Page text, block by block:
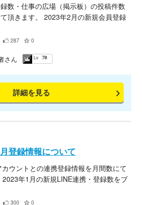
数・仕事の広場（掲示板）の投稿件数
頂きます。 2023年2月の新規会員登録
したので、下記URLよりご確認くださ
287 0
詳細を見る
さん Lv 70
登録情報について
ウントとの連携登録情報を月間数にて
年1月の新規LINE連携・登録数をブ
で、下記URLよりご確認くださいま
300 0